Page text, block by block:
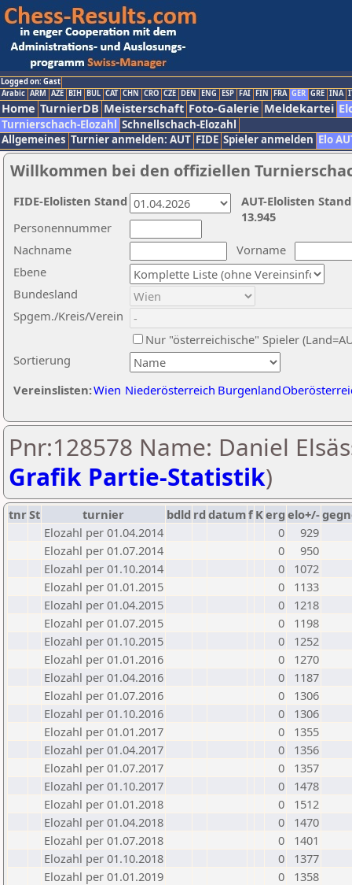
Logged on: Gast
Arabic ARM AZE BIH BUL CAT CHN CRO CZE DEN ENG ESP FAI FIN FRA GER GRE INA
Home TurnierDB Meisterschaft Foto-Galerie Meldekartei
Turnierschach-Elozahl Schnellschach-Elozahl
Allgemeines Turnier anmelden: AUT FIDE Spieler anmelden Elo
Willkommen bei den offiziellen
Nachname
Vorname
Ebene
Sortierung
Personennummer
Bundesland
Spgem./Kreis/Verein
Nur "österreichische" Spieler
Vereinslisten:Wien Niederösterreich Burgenland
AUT-Elolisten
13.945
FIDE-Elolisten Stand
Pnr:128578 Name: Daniel
Grafik Partie-Statistik)
tnrSt turnier bdld rd datumf Kerg elo+/-
Elozahl per 01.04.2014
0
929
Elozahl per 01.07.2014
0
950
Elozahl per 01.10.2014
0
1072
Elozahl per 01.01.2015
0
1133
Elozahl per 01.04.2015
0
1218
Elozahl per 01.07.2015
0
1198
Elozahl per 01.10.2015
0
1252
Elozahl per 01.01.2016
0
1270
Elozahl per 01.04.2016
0
1187
Elozahl per 01.07.2016
0
1306
Elozahl per 01.10.2016
0
1306
Elozahl per 01.01.2017
0
1355
Elozahl per 01.04.2017
0
1356
Elozahl per 01.07.2017
0
1357
Elozahl per 01.10.2017
0
1478
Elozahl per 01.01.2018
0
1512
Elozahl per 01.04.2018
0
1470
Elozahl per 01.07.2018
0
1401
Elozahl per 01.10.2018
0
1377
Elozahl per 01.01.2019
0
1358